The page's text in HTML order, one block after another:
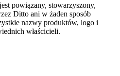
powiązany, stowarzyszony,
Ditto ani w żaden sposób
nazwy produktów, logo i
właścicieli.